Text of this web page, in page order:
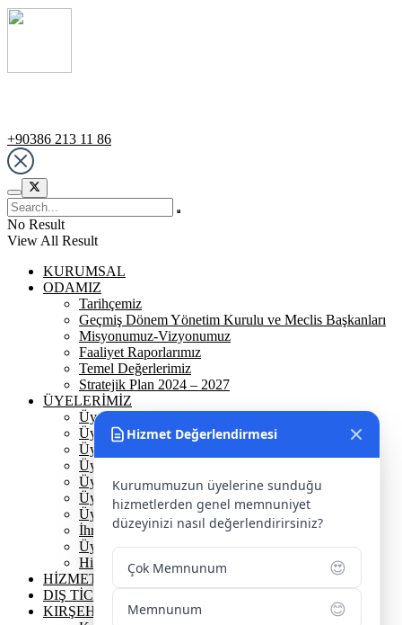
+90386 213 11 86
Hizmet Değerlendirmesi
Kurumumuzun üyelerine sunduğu
hizmetlerden genel memnuniyet
düzeyinizi nasıl değerlendirirsiniz?
Çok Memnunum 😍
Memnunum 😊
No Result
View All Result
KURUMSAL
ODAMIZ
Tarihçemiz
Geçmiş Dönem Yönetim Kurulu ve Meclis Başkanları
Misyonumuz-Vizyonumuz
Faaliyet Raporlarımız
Temel Değerlerimiz
Stratejik Plan 2024 – 2027
ÜYELERİMİZ
Üyelerimiz
Üyelik
Üyelik Ön Başvuru
Üyelik Avantajlarımız
Üye Danışmanına Sor
Üye Sorumluluklarımız
Üye Bilgi Güncelleme Formu
İhracat Danışmanına Sor
Üye Başarı Hikayeleri
Hizmet Standartları Tablosu
HİZMETLERİMİZ
DIŞ TİCARET
KIRŞEHİR